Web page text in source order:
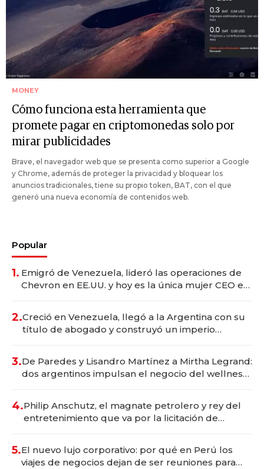
MONEY
Cómo funciona esta herramienta que
promete pagar en criptomonedas solo por
mirar publicidades
Brave, el navegador web que se presenta como superior a Google
y Chrome, además de proteger la privacidad y bloquear los
anuncios tradicionales, tiene su propio token, BAT, con el que
generó una nueva economía de contenidos web.
Popular
1. Emigró de Venezuela, lideró las operaciones de
Chevron en EE.UU. y hoy es la única mujer CEO en
2.Creció en Venezuela, llegó a la Argentina con su
título de abogado y construyó un imperio
3.De Paredes y Lisandro Martínez a Mirtha Legrand:
dos argentinos impulsan el negocio del wellness
4.Philip Anschutz, el magnate petrolero y rey del
entretenimiento que va por la licitación de
5.El nuevo lujo corporativo: por qué en Perú los
viajes de negocios dejan de ser reuniones para